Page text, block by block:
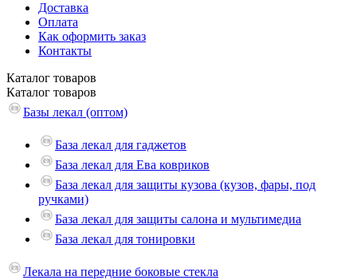
Доставка
Оплата
Как оформить заказ
Контакты
Каталог товаров
Каталог товаров
Базы лекал (оптом)
База лекал для гаджетов
База лекал для Ева ковриков
База лекал для защиты кузова (кузов, фары, под
ручками)
База лекал для защиты салона и мультимедиа
База лекал для тонировки
Лекала на передние боковые стекла